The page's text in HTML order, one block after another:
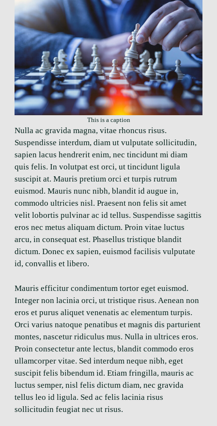
This is a caption
Nulla ac gravida magna, vitae rhoncus risus.
Suspendisse interdum, diam ut vulputate sollicitudin,
sapien lacus hendrerit enim, nec tincidunt mi diam
quis felis. In volutpat est orci, ut tincidunt ligula
suscipit at. Mauris pretium orci et turpis rutrum
euismod. Mauris nunc nibh, blandit id augue in,
commodo ultricies nisl. Praesent non felis sit amet
velit lobortis pulvinar ac id tellus. Suspendisse sagittis
eros nec metus aliquam dictum. Proin vitae luctus
arcu, in consequat est. Phasellus tristique blandit
dictum. Donec ex sapien, euismod facilisis vulputate
id, convallis et libero.
Mauris efficitur condimentum tortor eget euismod.
Integer non lacinia orci, ut tristique risus. Aenean non
eros et purus aliquet venenatis ac elementum turpis.
Orci varius natoque penatibus et magnis dis parturient
montes, nascetur ridiculus mus. Nulla in ultrices eros.
Proin consectetur ante lectus, blandit commodo eros
ullamcorper vitae. Sed interdum neque nibh, eget
suscipit felis bibendum id. Etiam fringilla, mauris ac
luctus semper, nisl felis dictum diam, nec gravida
tellus leo id ligula. Sed ac felis lacinia risus
sollicitudin feugiat nec ut risus.